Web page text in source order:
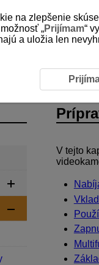
V tejto
na zlepšenie
„Prijímam“
a uložia len